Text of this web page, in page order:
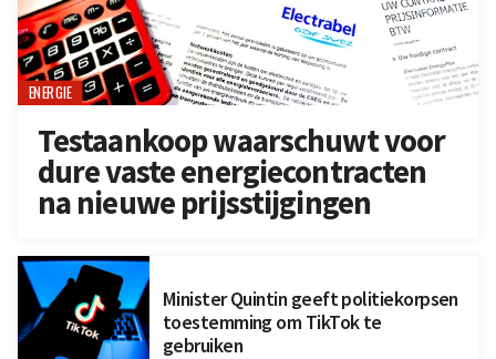
ENERGIE
Testaankoop waarschuwt voor
dure vaste energiecontracten
na nieuwe prijsstijgingen
Minister Quintin geeft politiekorpsen
toestemming om TikTok te
gebruiken